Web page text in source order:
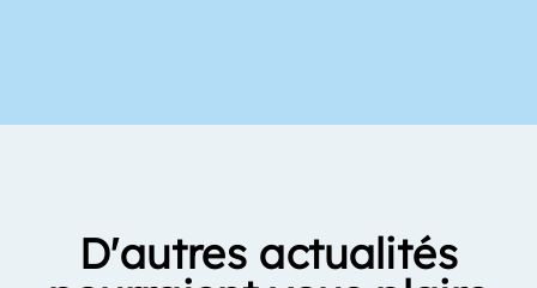
D'autres actualités